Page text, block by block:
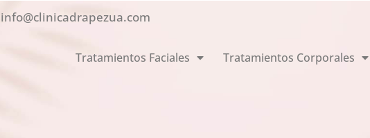
info@clinicadrapezua.com
Tratamientos Faciales Tratamientos Corporales